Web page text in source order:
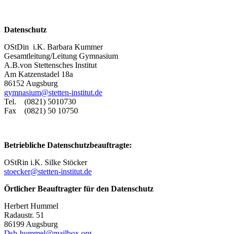
Datenschutz
OStDin i.K. Barbara Kummer
Gesamtleitung/Leitung Gymnasium
A.B.von Stettensches Institut
Am Katzenstadel 18a
86152 Augsburg
gymnasium@stetten-institut.de
Tel. (0821) 5010730
Fax (0821) 50 10750
Betriebliche Datenschutzbeauftragte:
OStRin i.K. Silke Stöcker
stoecker@stetten-institut.de
Örtlicher Beauftragter für den Datenschutz
Herbert Hummel
Radaustr. 51
86199 Augsburg